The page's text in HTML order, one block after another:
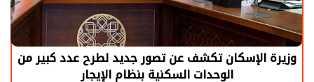
وزيرة الإسكان تكشف عن تصور جديد لطرح عدد كبير من
الوحدات السكنية بنظام الإيجار